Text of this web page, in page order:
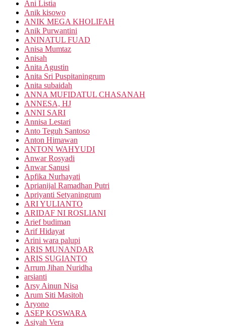
Ani Listia
Anik kisowo
ANIK MEGA KHOLIFAH
Anik Purwantini
ANINATUL FUAD
Anisa Mumtaz
Anisah
Anita Agustin
Anita Sri Puspitaningrum
Anita subaidah
ANNA MUFIDATUL CHASANAH
ANNESA, HJ
ANNI SARI
Annisa Lestari
Anto Teguh Santoso
Anton Himawan
ANTON WAHYUDI
Anwar Rosyadi
Anwar Sanusi
Apfika Nurhayati
Aprianijal Ramadhan Putri
Apriyanti Setyaningrum
ARI YULIANTO
ARIDAF NI ROSLIANI
Arief budiman
Arif Hidayat
Arini wara palupi
ARIS MUNANDAR
ARIS SUGIANTO
Arrum Jihan Nuridha
arsianti
Arsy Ainun Nisa
Arum Siti Masitoh
Aryono
ASEP KOSWARA
Asiyah Vera